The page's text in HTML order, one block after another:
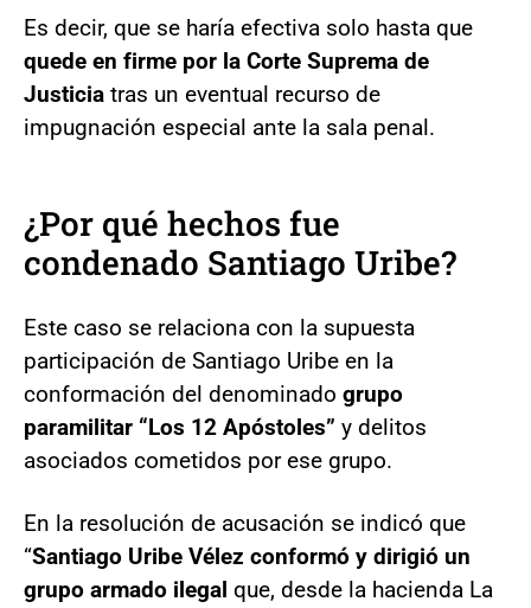
Es decir, que se haría efectiva solo hasta que
quede en firme por la Corte Suprema de
Justicia tras un eventual recurso de
impugnación especial ante la sala penal.
¿Por qué hechos fue
condenado Santiago Uribe?
Este caso se relaciona con la supuesta
participación de Santiago Uribe en la
conformación del denominado grupo
paramilitar “Los 12 Apóstoles” y delitos
asociados cometidos por ese grupo.
En la resolución de acusación se indicó que
“Santiago Uribe Vélez conformó y dirigió un
grupo armado ilegal que, desde la hacienda La